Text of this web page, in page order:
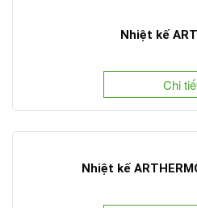
Nhiệt kế
Chi
Nhiệt kế